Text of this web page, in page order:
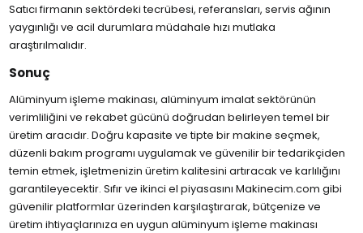
Satıcı firmanın sektördeki tecrübesi, referansları, servis ağının
yaygınlığı ve acil durumlara müdahale hızı mutlaka
araştırılmalıdır.
Sonuç
Alüminyum işleme makinası, alüminyum imalat sektörünün
verimliliğini ve rekabet gücünü doğrudan belirleyen temel bir
üretim aracıdır. Doğru kapasite ve tipte bir makine seçmek,
düzenli bakım programı uygulamak ve güvenilir bir tedarikçiden
temin etmek, işletmenizin üretim kalitesini artıracak ve karlılığını
garantileyecektir. Sıfır ve ikinci el piyasasını Makinecim.com gibi
güvenilir platformlar üzerinden karşılaştırarak, bütçenize ve
üretim ihtiyaçlarınıza en uygun alüminyum işleme makinası